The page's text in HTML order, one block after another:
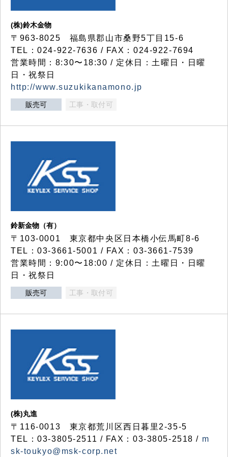
(株)鈴木金物
〒963-8025 福島県郡山市桑野5丁目15-6
TEL：024-922-7636 / FAX：024-922-7694
営業時間：8:30〜18:30 / 定休日：土曜日・日曜
日・祝祭日
http://www.suzukikanamono.jp
販売可 工事・取付可
鈴新金物（有）
〒103-0001 東京都中央区日本橋小伝馬町8-6
TEL：03-3661-5001 / FAX：03-3661-7539
営業時間：9:00〜18:00 / 定休日：土曜日・日曜
日・祝祭日
販売可 工事・取付可
(株)丸進
〒116-0013 東京都荒川区西日暮里2-35-5
TEL：03-3805-2511 / FAX：03-3805-2518 / m
sk-toukyo@msk-corp.net